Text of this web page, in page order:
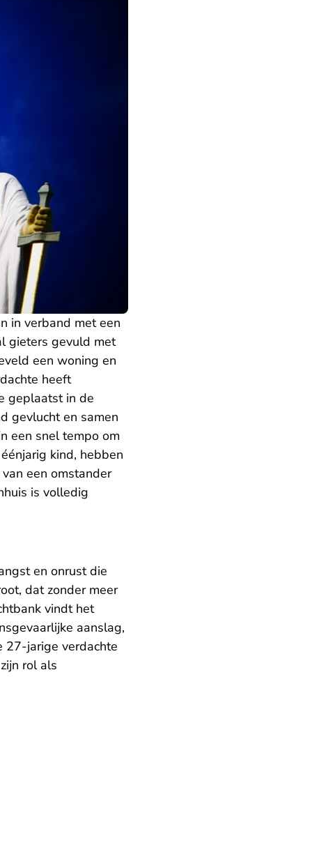
in verband met een
gieters gevuld met
een woning en
heeft
geplaatst in de
gevlucht en samen
een snel tempo om
kind, hebben
een omstander
is volledig
en onrust die
dat zonder meer
vindt het
aanslag,
27-jarige verdachte
rol als